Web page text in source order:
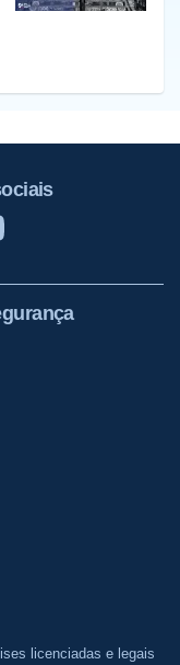
licenciadas e legais